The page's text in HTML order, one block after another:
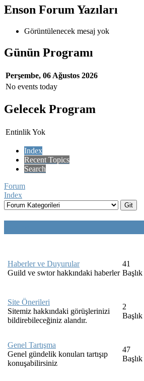
Enson Forum Yazıları
Görüntülenecek mesaj yok
Günün Programı
Perşembe, 06 Ağustos 2026
No events today
Gelecek Program
Entinlik Yok
Index
Recent Topics
Search
Forum
Index
Haberler ve Duyurular
Guild ve swtor hakkındaki haberler
41
Başlık
Site Önerileri
Sitemiz hakkındaki görüşlerinizi
bildirebileceğiniz alandır.
2
Başlık
Genel Tartışma
Genel gündelik konuları tartışıp
konuşabilirsiniz
47
Başlık